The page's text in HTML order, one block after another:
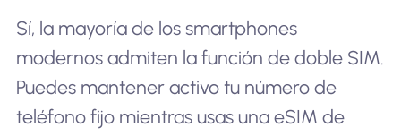
Sí, la mayoría de los smartphones
modernos admiten la función de doble SIM.
Puedes mantener activo tu número de
teléfono fijo mientras usas una eSIM de